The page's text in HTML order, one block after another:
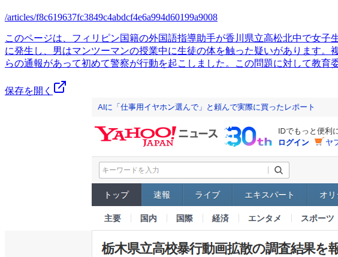
/articles/f8c619637fc3849c4abdcf4e6a994d60199a9008
このページは、フィリピン国籍の外国語指導助手が香川県立高松北中で女
に発生し、男はマンツーマンの授業中に生徒の体を触った疑いがあります
らの通報があって初めて警察が行動を起こしました。この問題に対して教育
保存を開く